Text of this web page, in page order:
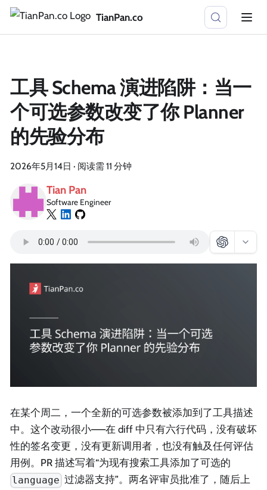
TianPan.co
工具 Schema 演进陷阱：当一
个可选参数改变了你 Planner
的先验分布
2026年5月14日 · 阅读需 11 分钟
Tian Pan
Software Engineer
在某个周二，一个全新的可选参数被添加到了工具描述
中。这个改动很小——在 diff 中只有六行代码，没有破坏
性的签名变更，没有更新调用者，也没有触及任何评估
用例。PR 描述写着“为现有搜索工具添加了可选的
language 过滤器支持”。两名评审员批准了，随后上